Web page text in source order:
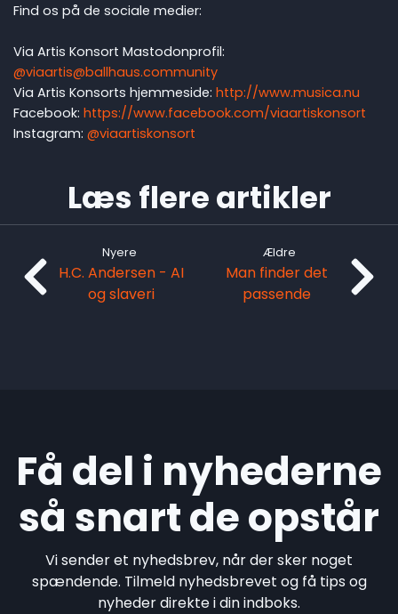
Find os på de sociale medier:
Via Artis Konsort Mastodonprofil:
@viaartis@ballhaus.community
Via Artis Konsorts hjemmeside: http://www.musica.nu
Facebook: https://www.facebook.com/viaartiskonsort
Instagram: @viaartiskonsort
Læs flere artikler
Nyere
H.C. Andersen - AI
og slaveri
Ældre
Man finder det
passende
Få del i nyhederne
så snart de opstår
Vi sender et nyhedsbrev, når der sker noget
spændende. Tilmeld nyhedsbrevet og få tips og
nyheder direkte i din indboks.